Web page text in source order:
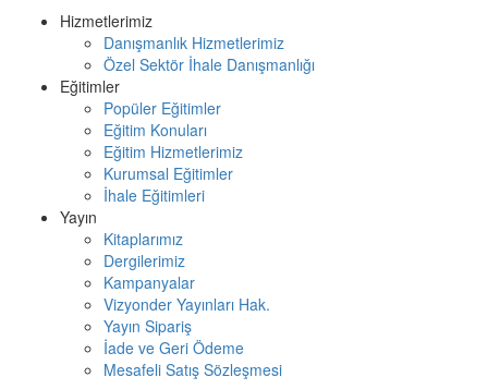
Hizmetlerimiz
Danışmanlık Hizmetlerimiz
Özel Sektör İhale Danışmanlığı
Eğitimler
Popüler Eğitimler
Eğitim Konuları
Eğitim Hizmetlerimiz
Kurumsal Eğitimler
İhale Eğitimleri
Yayın
Kitaplarımız
Dergilerimiz
Kampanyalar
Vizyonder Yayınları Hak.
Yayın Sipariş
İade ve Geri Ödeme
Mesafeli Satış Sözleşmesi